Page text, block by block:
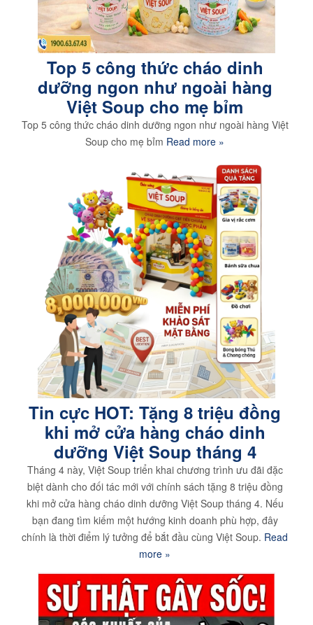
Top 5 công thức cháo dinh
dưỡng ngon như ngoài hàng
Việt Soup cho mẹ bỉm
Top 5 công thức cháo dinh dưỡng ngon như ngoài hàng Việt
Soup cho mẹ bỉm Read more »
Tin cực HOT: Tặng 8 triệu đồng
khi mở cửa hàng cháo dinh
dưỡng Việt Soup tháng 4
Tháng 4 này, Việt Soup triển khai chương trình ưu đãi đặc
biệt dành cho đối tác mới với chính sách tặng 8 triệu đồng
khi mở cửa hàng cháo dinh dưỡng Việt Soup tháng 4. Nếu
bạn đang tìm kiếm một hướng kinh doanh phù hợp, đây
chính là thời điểm lý tưởng để bắt đầu cùng Việt Soup. Read
more »